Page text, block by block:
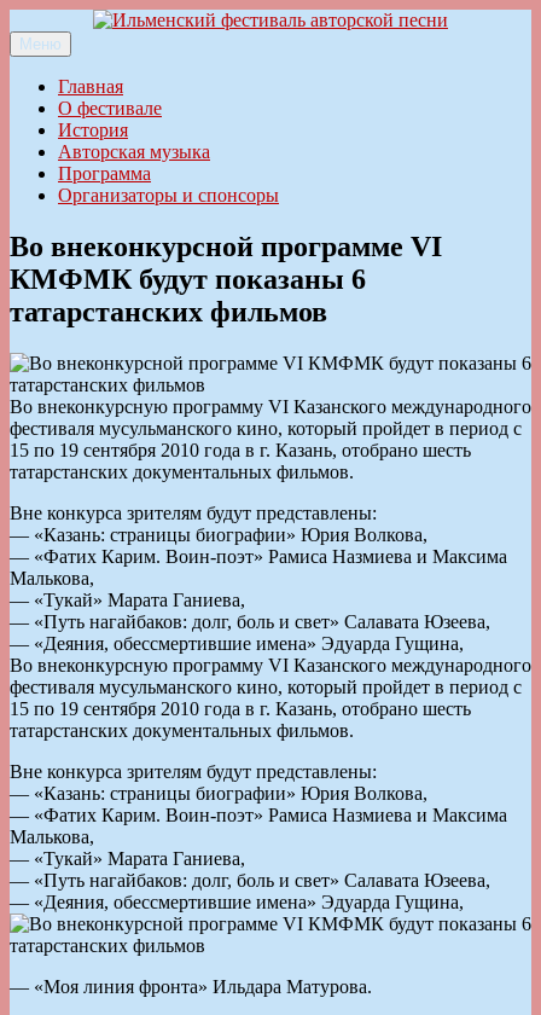
к
содержимому
Ильменский фестиваль авторской песни
Меню
Главная
О фестивале
История
Авторская музыка
Программа
Организаторы и спонсоры
Во внеконкурсной программе VI
КМФМК будут показаны 6
татарстанских фильмов
Во внеконкурсную программу VI Казанского международного
фестиваля мусульманского кино, который пройдет в период с
15 по 19 сентября 2010 года в г. Казань, отобрано шесть
татарстанских документальных фильмов.
Вне конкурса зрителям будут представлены:
— «Казань: страницы биографии» Юрия Волкова,
— «Фатих Карим. Воин-поэт» Рамиса Назмиева и Максима
Малькова,
— «Тукай» Марата Ганиева,
— «Путь нагайбаков: долг, боль и свет» Салавата Юзеева,
— «Деяния, обессмертившие имена» Эдуарда Гущина,
Во внеконкурсную программу VI Казанского международного
фестиваля мусульманского кино, который пройдет в период с
15 по 19 сентября 2010 года в г. Казань, отобрано шесть
татарстанских документальных фильмов.
Вне конкурса зрителям будут представлены:
— «Казань: страницы биографии» Юрия Волкова,
— «Фатих Карим. Воин-поэт» Рамиса Назмиева и Максима
Малькова,
— «Тукай» Марата Ганиева,
— «Путь нагайбаков: долг, боль и свет» Салавата Юзеева,
— «Деяния, обессмертившие имена» Эдуарда Гущина,
— «Моя линия фронта» Ильдара Матурова.